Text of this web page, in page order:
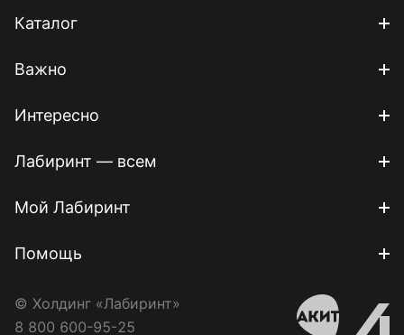
Каталог
Важно
Интересно
Лабиринт — всем
Мой Лабиринт
Помощь
© Холдинг «Лабиринт»
8 800 600-95-25